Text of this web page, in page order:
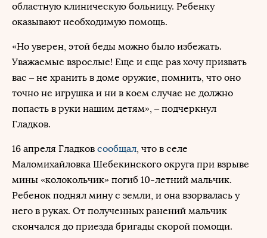
областную клиническую больницу. Ребенку
оказывают необходимую помощь.
«Но уверен, этой беды можно было избежать.
Уважаемые взрослые! Еще и еще раз хочу призвать
вас – не хранить в доме оружие, помнить, что оно
точно не игрушка и ни в коем случае не должно
попасть в руки нашим детям», – подчеркнул
Гладков.
16 апреля Гладков сообщал, что в селе
Маломихайловка Шебекинского округа при взрыве
мины «колокольчик» погиб 10-летний мальчик.
Ребенок поднял мину с земли, и она взорвалась у
него в руках. От полученных ранений мальчик
скончался до приезда бригады скорой помощи.